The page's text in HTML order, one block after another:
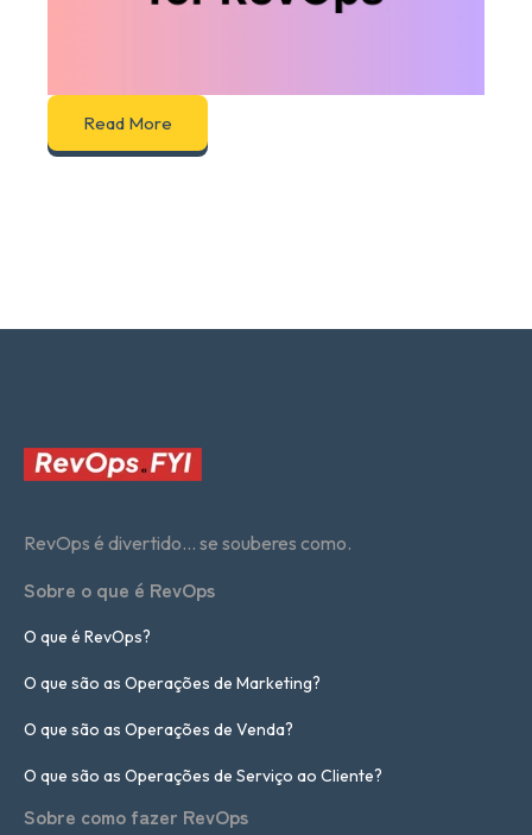
Read More
RevOps é divertido... se souberes como.
Sobre o que é RevOps
O que é RevOps?
O que são as Operações de Marketing?
O que são as Operações de Venda?
O que são as Operações de Serviço ao Cliente?
Sobre como fazer RevOps